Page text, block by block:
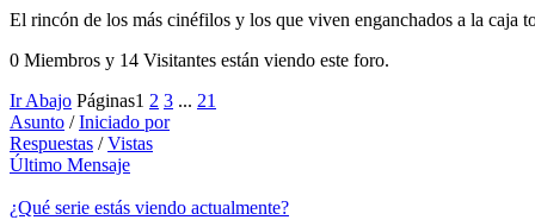
El rincón de los más cinéfilos y los que viven enganchados a la caja
0 Miembros y 14 Visitantes están viendo este foro.
Ir Abajo Páginas1 2 3 ... 21
Asunto /Iniciado por
Respuestas /Vistas
Último Mensaje
¿Qué serie estás viendo actualmente?